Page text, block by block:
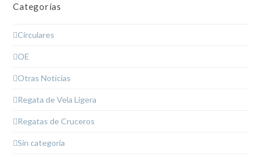
Categorías
Circulares
OE
Otras Noticias
Regata de Vela Ligera
Regatas de Cruceros
Sin categoría